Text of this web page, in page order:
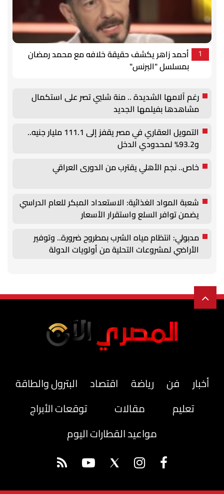
1
أحمد زاهر يكشف حقيقة خلافه مع محمد رمضان
بمسلسل "البرنس"
رغم آلامها الشديدة .. منة شلبي تصر على استكمال
مشاهدها بفيلمها الجديد
التمويل العقاري في مصر يقفز إلى 111.1 مليار جنيه..
و93.2% لمحدودي الدخل
خاص.. نجم الأهلي يقترب من الدورى العراقي
شعبة المواد الغذائية: الاستعداد المبكر للعام الدراسي
يضمن توافر السلع واستقرار الأسعار
مدبولي: انتظام مياه الشرب بمطروح ضرورة.. وتوفير
الأراضي لمشروعات التحلية من أولويات الدولة
أخبار فن رياضة اقتصاد
البترول والطاقة
تعليم
مقالات
توقعات الأبراج
مواعيد القطارات اليوم